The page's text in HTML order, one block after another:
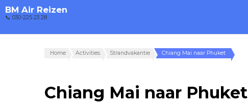
BM Air Reizen
📞 030-225 23 28
Home Activities Strandvakantie Chiang Mai naar Phuket
Chiang Mai naar Phuket